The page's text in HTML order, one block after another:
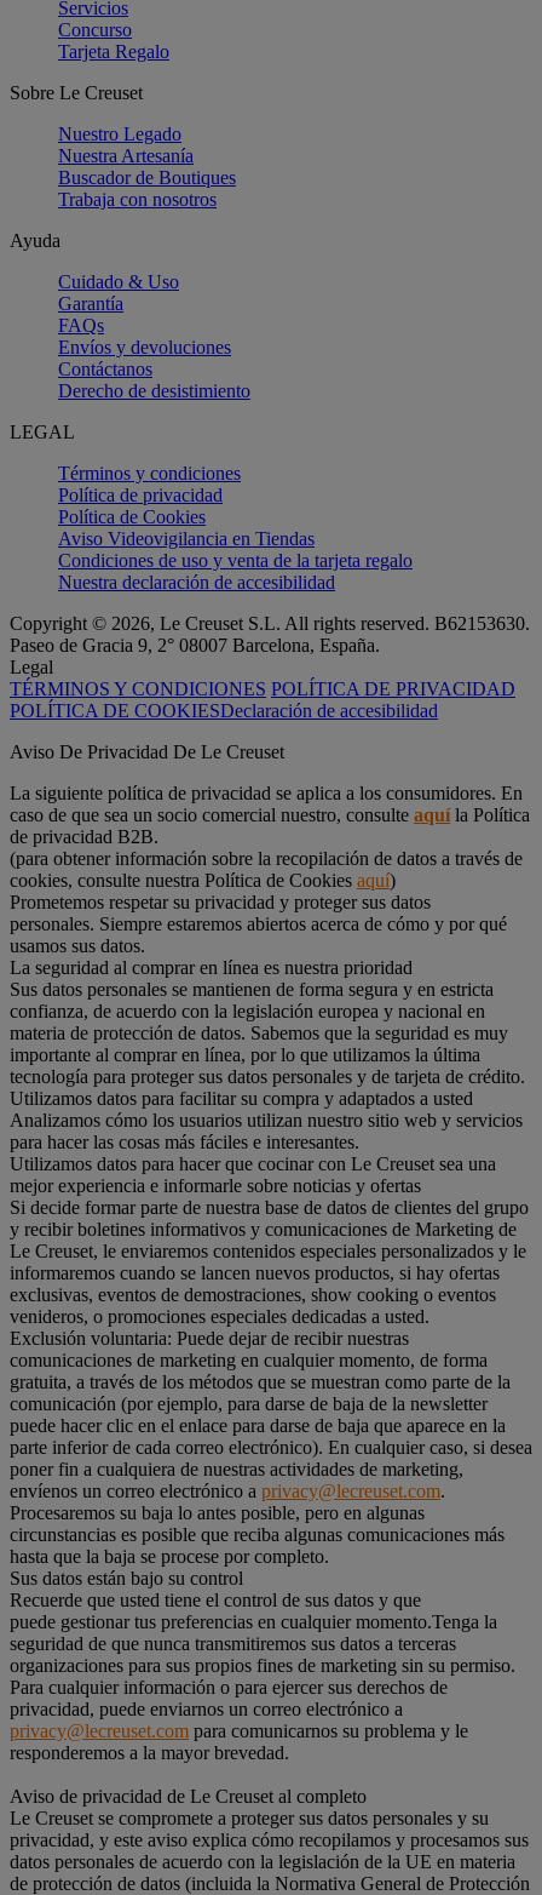
Servicios
Concurso
Tarjeta Regalo
Sobre Le Creuset
Nuestro Legado
Nuestra Artesanía
Buscador de Boutiques
Trabaja con nosotros
Ayuda
Cuidado & Uso
Garantía
FAQs
Envíos y devoluciones
Contáctanos
Derecho de desistimiento
LEGAL
Términos y condiciones
Política de privacidad
Política de Cookies
Aviso Videovigilancia en Tiendas
Condiciones de uso y venta de la tarjeta regalo
Nuestra declaración de accesibilidad
Copyright © 2026, Le Creuset S.L. All rights reserved. B62153630.
Paseo de Gracia 9, 2° 08007 Barcelona, España.
Legal
TÉRMINOS Y CONDICIONES POLÍTICA DE PRIVACIDAD
POLÍTICA DE COOKIESDeclaración de accesibilidad
Aviso De Privacidad De Le Creuset
La siguiente política de privacidad se aplica a los consumidores. En
caso de que sea un socio comercial nuestro, consulte aquíla Política
de privacidad B2B.
(para obtener información sobre la recopilación de datos a través de
cookies, consulte nuestra Política de Cookies aquí)
Prometemos respetar su privacidad y proteger sus datos
personales. Siempre estaremos abiertos acerca de cómo y por qué
usamos sus datos.
La seguridad al comprar en línea es nuestra prioridad
Sus datos personales se mantienen de forma segura y en estricta
confianza, de acuerdo con la legislación europea y nacional en
materia de protección de datos. Sabemos que la seguridad es muy
importante al comprar en línea, por lo que utilizamos la última
tecnología para proteger sus datos personales y de tarjeta de crédito.
Utilizamos datos para facilitar su compra y adaptados a usted
Analizamos cómo los usuarios utilizan nuestro sitio web y servicios
para hacer las cosas más fáciles e interesantes.
Utilizamos datos para hacer que cocinar con Le Creuset sea una
mejor experiencia e informarle sobre noticias y ofertas
Si decide formar parte de nuestra base de datos de clientes del grupo
y recibir boletines informativos y comunicaciones de Marketing de
Le Creuset, le enviaremos contenidos especiales personalizados y le
informaremos cuando se lancen nuevos productos, si hay ofertas
exclusivas, eventos de demostraciones, show cooking o eventos
venideros, o promociones especiales dedicadas a usted.
Exclusión voluntaria: Puede dejar de recibir nuestras
comunicaciones de marketing en cualquier momento, de forma
gratuita, a través de los métodos que se muestran como parte de la
comunicación (por ejemplo, para darse de baja de la newsletter
puede hacer clic en el enlace para darse de baja que aparece en la
parte inferior de cada correo electrónico). En cualquier caso, si desea
poner fin a cualquiera de nuestras actividades de marketing,
envíenos un correo electrónico a privacy@lecreuset.com.
Procesaremos su baja lo antes posible, pero en algunas
circunstancias es posible que reciba algunas comunicaciones más
hasta que la baja se procese por completo.
Sus datos están bajo su control
Recuerde que usted tiene el control de sus datos y que
puede gestionar tus preferencias en cualquier momento.Tenga la
seguridad de que nunca transmitiremos sus datos a terceras
organizaciones para sus propios fines de marketing sin su permiso.
Para cualquier información o para ejercer sus derechos de
privacidad, puede enviarnos un correo electrónico a
privacy@lecreuset.com para comunicarnos su problema y le
responderemos a la mayor brevedad.
Aviso de privacidad de Le Creuset al completo
Le Creuset se compromete a proteger sus datos personales y su
privacidad, y este aviso explica cómo recopilamos y procesamos sus
datos personales de acuerdo con la legislación de la UE en materia
de protección de datos (incluida la Normativa General de Protección